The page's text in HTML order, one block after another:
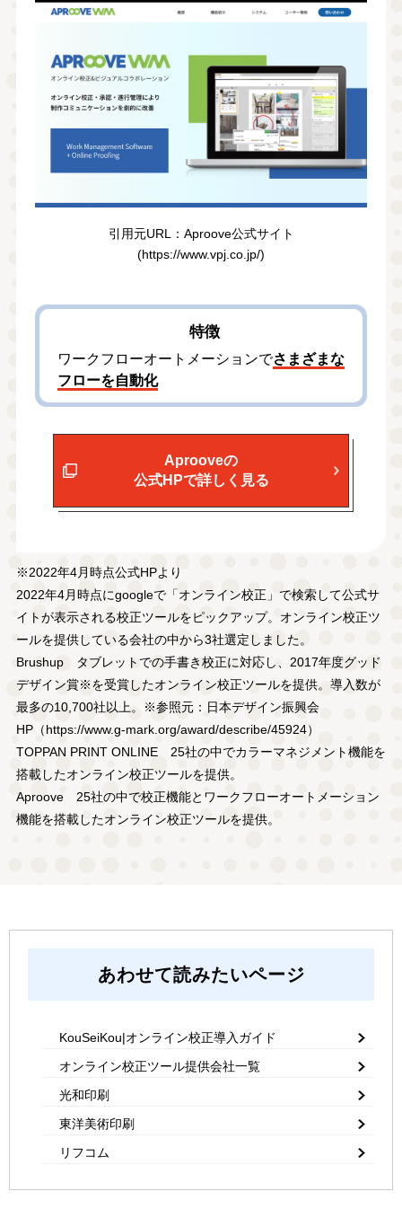
引⽤元URL：Aproove公式サイト
(https://www.vpj.co.jp/)
特徴
ワークフローオートメーションでさまざまな
フローを自動化
Aprooveの
公式HPで詳しく見る
※2022年4月時点公式HPより
2022年4月時点にgoogleで「オンライン校正」で検索して公式サ
イトが表示される校正ツールをピックアップ。オンライン校正ツ
ールを提供している会社の中から3社選定しました。
Brushup タブレットでの手書き校正に対応し、2017年度グッド
デザイン賞※を受賞したオンライン校正ツールを提供。導入数が
最多の10,700社以上。※参照元：日本デザイン振興会
HP（https://www.g-mark.org/award/describe/45924）
TOPPAN PRINT ONLINE 25社の中でカラーマネジメント機能を
搭載したオンライン校正ツールを提供。
Aproove 25社の中で校正機能とワークフローオートメーション
機能を搭載したオンライン校正ツールを提供。
あわせて読みたいページ
KouSeiKou|オンライン校正導入ガイド
オンライン校正ツール提供会社一覧
光和印刷
東洋美術印刷
リフコム